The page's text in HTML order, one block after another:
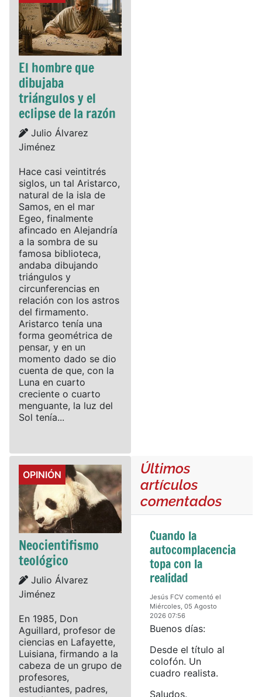
El hombre que
dibujaba
triángulos y el
eclipse de la razón
Details
Julio Álvarez
Jiménez
Hace casi veintitrés
siglos, un tal Aristarco,
natural de la isla de
Samos, en el mar
Egeo, finalmente
afincado en Alejandría
a la sombra de su
famosa biblioteca,
andaba dibujando
triángulos y
circunferencias en
relación con los astros
del firmamento.
Aristarco tenía una
forma geométrica de
pensar, y en un
momento dado se dio
cuenta de que, con la
Luna en cuarto
creciente o cuarto
menguante, la luz del
Sol tenía...
Details
OPINIÓN
Neocientifismo
teológico
Details
Julio Álvarez
Jiménez
En 1985, Don
Aguillard, profesor de
ciencias en Lafayette,
Luisiana, firmando a la
cabeza de un grupo de
profesores,
estudiantes, padres,
Últimos
artículos
comentados
Cuando la
autocomplacencia
topa con la
realidad
Jesús FCV comentó el
Miércoles, 05 Agosto
2026 07:56
Buenos días:
Desde el título al
colofón. Un
cuadro realista.
Saludos.